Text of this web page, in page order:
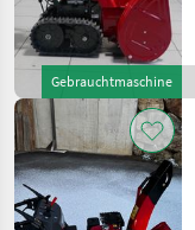
Gebrauchtmaschine